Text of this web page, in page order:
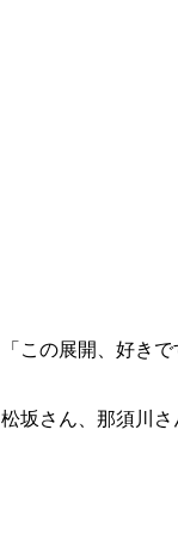
の展開、好き
坂さん、那須川